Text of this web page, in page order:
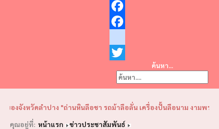
Twitter
ค้นหา...
งหวัดลำปาง "ถ่านหินลือชา รถม้าลือลั่น เครื่องปั้นลือนาม งามพระธาตุ
คุณอยู่ที่: หน้าแรก
ข่าวประชาสัมพันธ์